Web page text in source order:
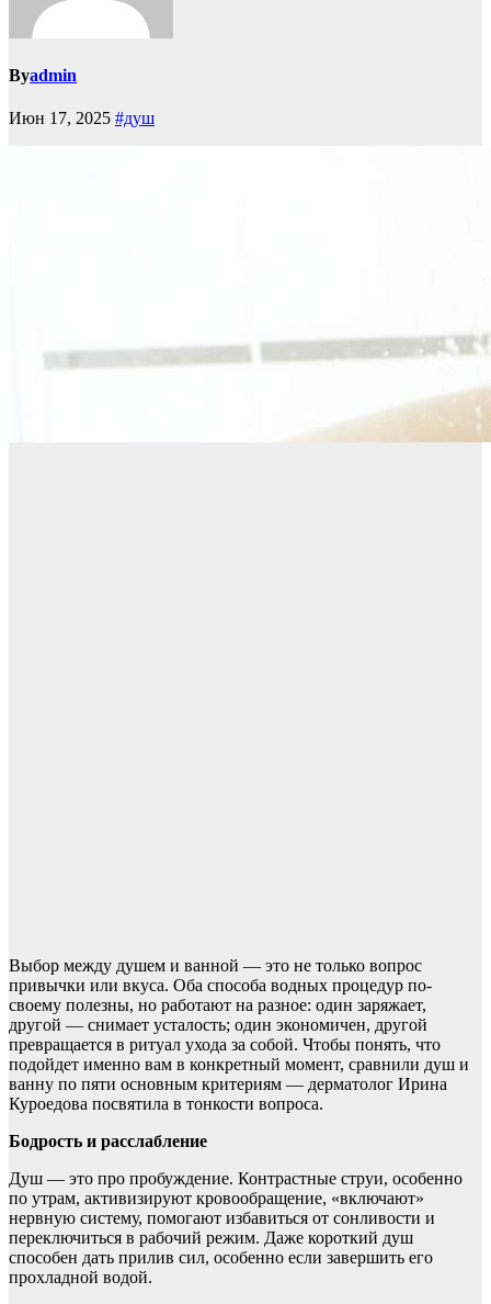
Byadmin
Июн 17, 2025 #душ
Выбор между душем и ванной — это не только вопрос
привычки или вкуса. Оба способа водных процедур по-
своему полезны, но работают на разное: один заряжает,
другой — снимает усталость; один экономичен, другой
превращается в ритуал ухода за собой. Чтобы понять, что
подойдет именно вам в конкретный момент, сравнили душ и
ванну по пяти основным критериям — дерматолог Ирина
Куроедова посвятила в тонкости вопроса.
Бодрость и расслабление
Душ — это про пробуждение. Контрастные струи, особенно
по утрам, активизируют кровообращение, «включают»
нервную систему, помогают избавиться от сонливости и
переключиться в рабочий режим. Даже короткий душ
способен дать прилив сил, особенно если завершить его
прохладной водой.